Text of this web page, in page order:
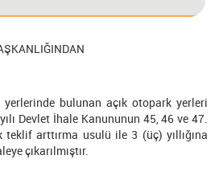
bulunan açık otopark yerleri
Devlet İhale Kanununun 45, 46 ve 47.
teklif arttırma usulü ile 3 (üç) yıllığına
çıkarılmıştır.